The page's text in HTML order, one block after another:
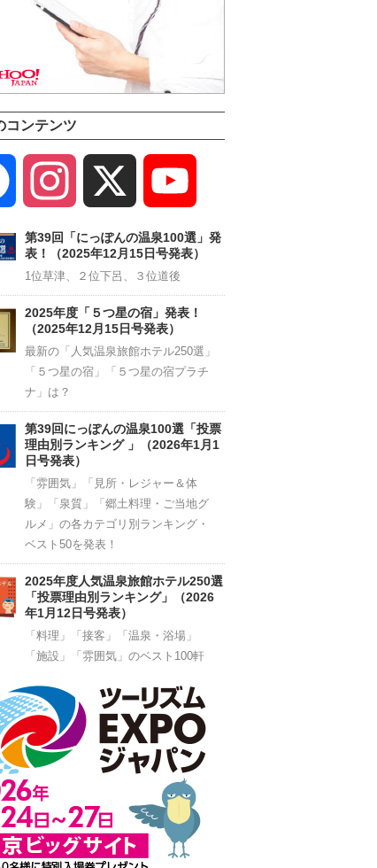
コンテンツ
Facebook Instagram
Channel
第39回「にっぽんの温泉100選」発
表！（2025年12月15日号発表）
1位草津、２位下呂、３位道後
2025年度「５つ星の宿」発表！
（2025年12月15日号発表）
最新の「人気温泉旅館ホテル250選」
「５つ星の宿」「５つ星の宿プラチ
ナ」は？
第39回にっぽんの温泉100選「投票
理由別ランキング 」（2026年1月1
日号発表）
「雰囲気」「見所・レジャー＆体
験」「泉質」「郷土料理・ご当地グ
ルメ」の各カテゴリ別ランキング・
ベスト50を発表！
2025年度人気温泉旅館ホテル250選
「投票理由別ランキング」（2026
年1月12日号発表）
「料理」「接客」「温泉・浴場」
「施設」「雰囲気」のベスト100軒